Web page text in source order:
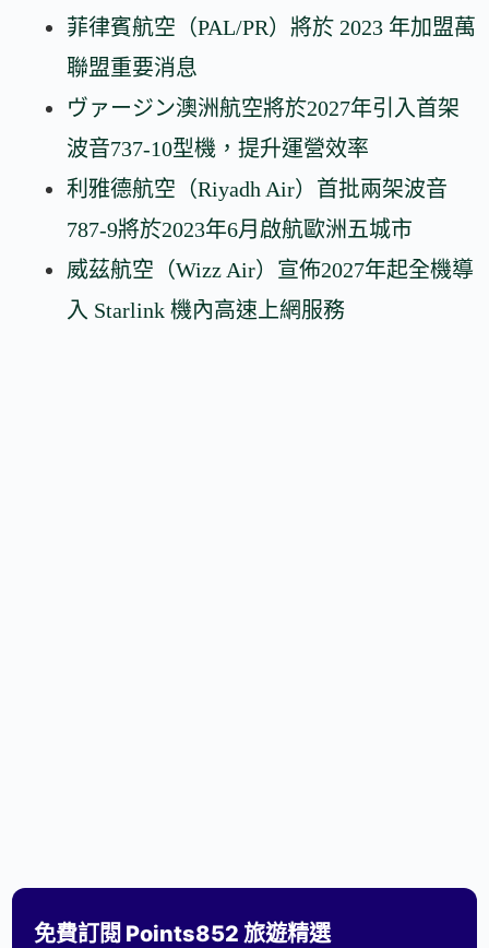
菲律賓航空（PAL/PR）將於 2023 年加盟萬
聯盟重要消息
ヴァージン澳洲航空將於2027年引入首架
波音737-10型機，提升運營效率
利雅德航空（Riyadh Air）首批兩架波音
787-9將於2023年6月啟航歐洲五城市
威茲航空（Wizz Air）宣佈2027年起全機導
入 Starlink 機內高速上網服務
免費訂閱 Points852 旅遊精選